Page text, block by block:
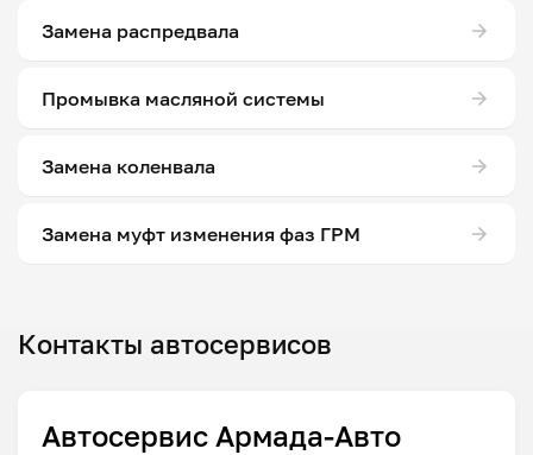
Замена распредвала
Промывка масляной системы
Замена коленвала
Замена муфт изменения фаз ГРМ
Контакты автосервисов
Автосервис Армада-Авто